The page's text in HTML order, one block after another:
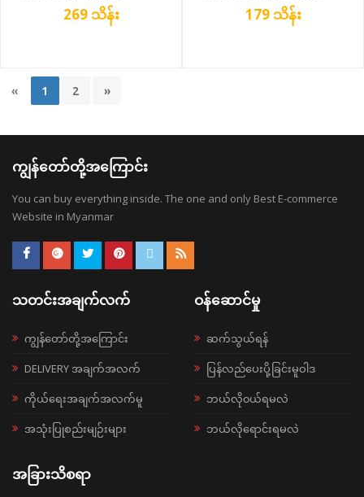
269 သိန်း 179 သိန်း
« 1 2 »
ကျွန်တော်တို့အကြောင်း
You can buy everything inside. The one and only Best E-commerce
Website in Myanmar
သတင်းအချက်လက်
ကျွန်တော်တို့အကြောင်း
DELIVERY အချက်အလက်
ကိုယ်ရေးအချက်အလက်မူ
အသုံးပြုစည်းမျဉ်းများ
ဝန်ဆောင်မှု
ဆက်သွယ်ရန်
ပြန်လည်ပေးပို့ခြင်းမူဝါဒ
ဘယ်လို၀ယ်ရမလဲ
ဘယ်လိုရောင်းရမလဲ
အခြားသိစရာ